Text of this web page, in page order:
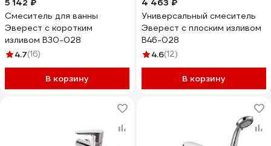
5 142 ₽
Смеситель для ванны
Эверест с коротким
изливом B30-028
4.7(16)
В корзину
4 463 ₽
Универсальный смеситель
Эверест с плоским изливом
B46-028
4.6(12)
В корзину